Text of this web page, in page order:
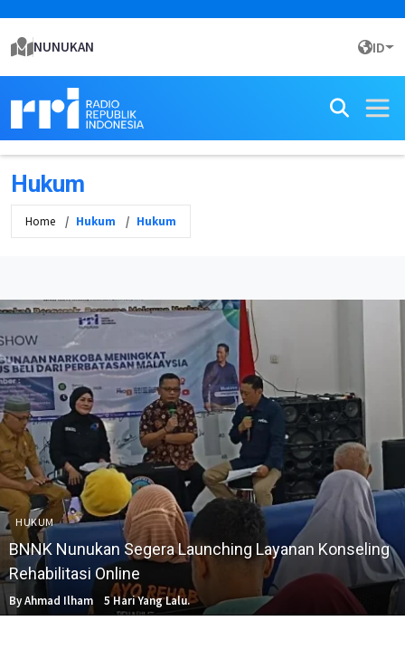
NUNUKAN ID
Hukum
Home Hukum Hukum
HUKUM
BNNK Nunukan Segera Launching Layanan Konseling
Rehabilitasi Online
By Ahmad Ilham 5 Hari Yang Lalu.